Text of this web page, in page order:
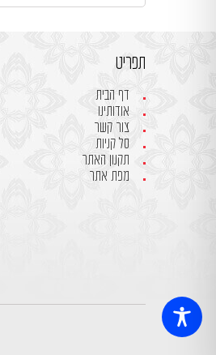
תפריט
דף הבית
אודותינו
צור קשר
סל קניות
תקנון האתר
מפת אתר